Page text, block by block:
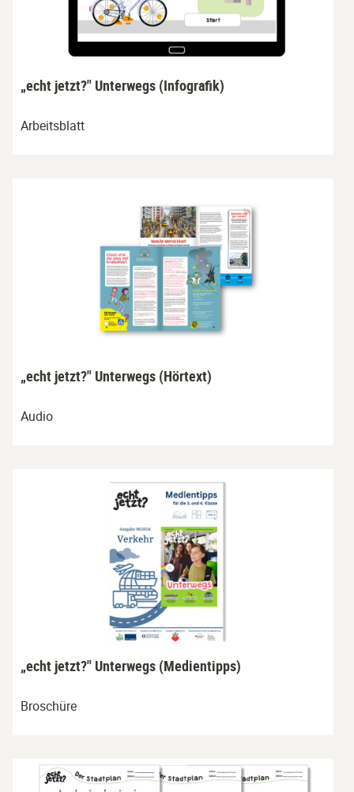
„echt jetzt?" Unterwegs (Infografik)
Arbeitsblatt
„echt jetzt?" Unterwegs (Hörtext)
Audio
„echt jetzt?" Unterwegs (Medientipps)
Broschüre